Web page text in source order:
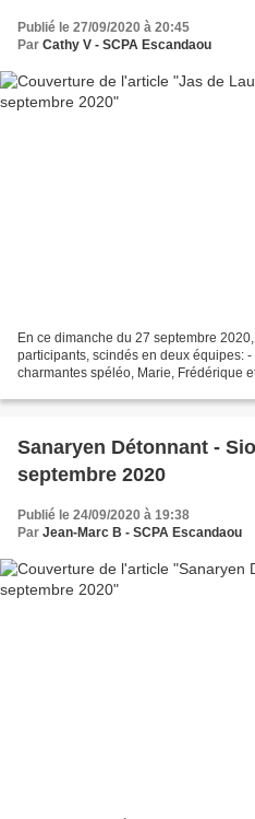
Publié le 27/09/2020 à 20:45
Par Cathy V - SCPA Escandaou
En ce dimanche du 27 septembre
participants, scindés en deux équipes:
charmantes spéléo, Marie, Frédérique
Sanaryen Détonnant -
septembre 2020
Publié le 24/09/2020 à 19:38
Par Jean-Marc B - SCPA Escandaou